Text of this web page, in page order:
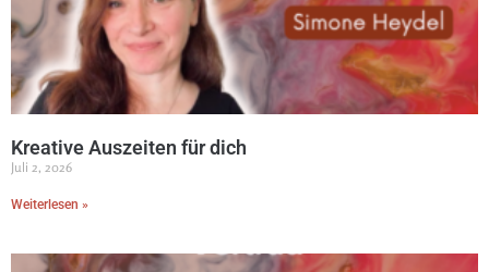
Kreative Auszeiten für dich
Juli 2, 2026
Weiterlesen »